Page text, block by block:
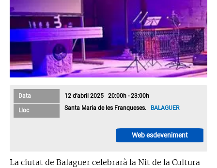
Data 12 d’abril 2025 20:00h - 23:00h
Lloc Santa Maria de les Franqueses. BALAGUER
Web esdeveniment
La ciutat de Balaguer celebrarà la Nit de la Cultura